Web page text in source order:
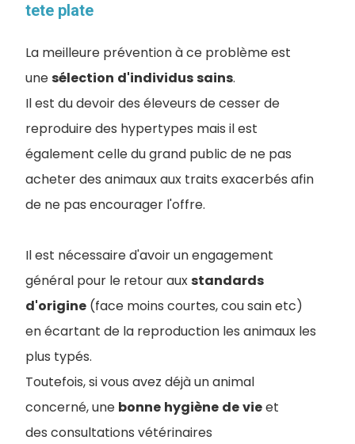
tete plate
La meilleure prévention à ce problème est
unesélection d'individussains.
Il est du devoir des éleveurs de cesser de
reproduire des hypertypes mais il est
également celle du grand public de ne pas
acheter des animaux aux traits exacerbés afin
de ne pas encourager l'offre.
Il est nécessaire d'avoir un engagement
général pour le retour auxstandards
d'origine (face moins courtes, cou sain etc)
en écartant de la reproduction les animaux les
plus typés.
Toutefois, si vous avez déjà un animal
concerné, une bonne hygiène devieet
des consultations vétérinaires